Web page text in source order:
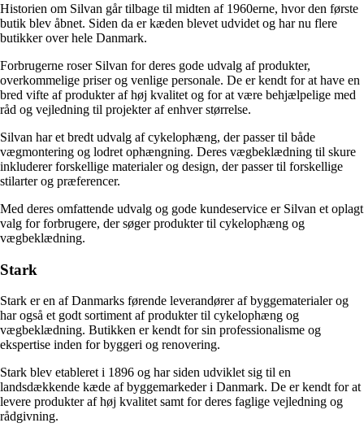
Historien om Silvan går tilbage til midten af 1960erne, hvor den første
butik blev åbnet. Siden da er kæden blevet udvidet og har nu flere
butikker over hele Danmark.
Forbrugerne roser Silvan for deres gode udvalg af produkter,
overkommelige priser og venlige personale. De er kendt for at have en
bred vifte af produkter af høj kvalitet og for at være behjælpelige med
råd og vejledning til projekter af enhver størrelse.
Silvan har et bredt udvalg af cykelophæng, der passer til både
vægmontering og lodret ophængning. Deres vægbeklædning til skure
inkluderer forskellige materialer og design, der passer til forskellige
stilarter og præferencer.
Med deres omfattende udvalg og gode kundeservice er Silvan et oplagt
valg for forbrugere, der søger produkter til cykelophæng og
vægbeklædning.
Stark
Stark er en af Danmarks førende leverandører af byggematerialer og
har også et godt sortiment af produkter til cykelophæng og
vægbeklædning. Butikken er kendt for sin professionalisme og
ekspertise inden for byggeri og renovering.
Stark blev etableret i 1896 og har siden udviklet sig til en
landsdækkende kæde af byggemarkeder i Danmark. De er kendt for at
levere produkter af høj kvalitet samt for deres faglige vejledning og
rådgivning.